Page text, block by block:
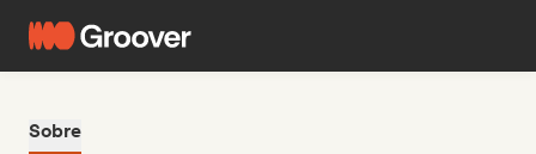
Sobre